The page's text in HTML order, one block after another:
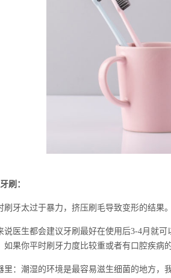
刷：
太过于暴力，挤压刷毛导致变形的结果
生都会建议牙刷最好在使用后3-4月就可
果你平时刷牙力度比较重或者有口腔疾病
潮湿的环境是最容易滋生细菌的地方，